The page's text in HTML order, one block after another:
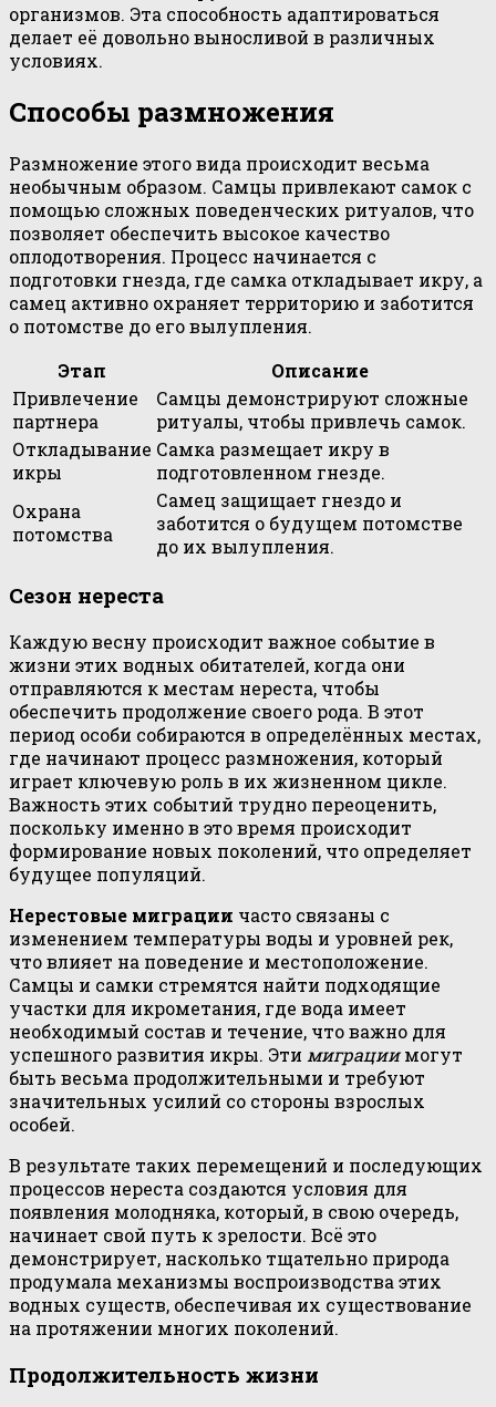
организмов. Эта способность адаптироваться
делает её довольно выносливой в различных
условиях.
Способы размножения
Размножение этого вида происходит весьма
необычным образом. Самцы привлекают самок с
помощью сложных поведенческих ритуалов, что
позволяет обеспечить высокое качество
оплодотворения. Процесс начинается с
подготовки гнезда, где самка откладывает икру, а
самец активно охраняет территорию и заботится
о потомстве до его вылупления.
Этап
Описание
Привлечение
партнера
Самцы демонстрируют сложные
ритуалы, чтобы привлечь самок.
Откладывание
икры
Самка размещает икру в
подготовленном гнезде.
Охрана
потомства
Самец защищает гнездо и
заботится о будущем потомстве
до их вылупления.
Сезон нереста
Каждую весну происходит важное событие в
жизни этих водных обитателей, когда они
отправляются к местам нереста, чтобы
обеспечить продолжение своего рода. В этот
период особи собираются в определённых местах,
где начинают процесс размножения, который
играет ключевую роль в их жизненном цикле.
Важность этих событий трудно переоценить,
поскольку именно в это время происходит
формирование новых поколений, что определяет
будущее популяций.
Нерестовые миграции часто связаны с
изменением температуры воды и уровней рек,
что влияет на поведение и местоположение.
Самцы и самки стремятся найти подходящие
участки для икрометания, где вода имеет
необходимый состав и течение, что важно для
успешного развития икры. Эти миграциимогут
быть весьма продолжительными и требуют
значительных усилий со стороны взрослых
особей.
В результате таких перемещений и последующих
процессов нереста создаются условия для
появления молодняка, который, в свою очередь,
начинает свой путь к зрелости. Всё это
демонстрирует, насколько тщательно природа
продумала механизмы воспроизводства этих
водных существ, обеспечивая их существование
на протяжении многих поколений.
Продолжительность жизни